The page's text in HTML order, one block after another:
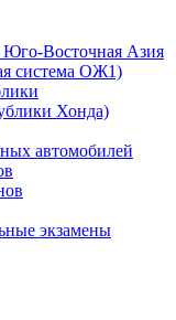
Юго-Восточная Азия
система ОЖ1)
Хонда)
автомобилей
экзамены